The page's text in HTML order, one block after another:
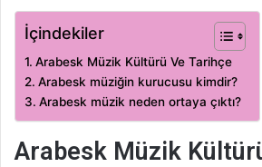
İçindekiler
Arabesk Müzik Kültürü Ve Tarihçe
Arabesk müziğin kurucusu kimdir?
Arabesk müzik neden ortaya çıktı?
Arabesk Müzik